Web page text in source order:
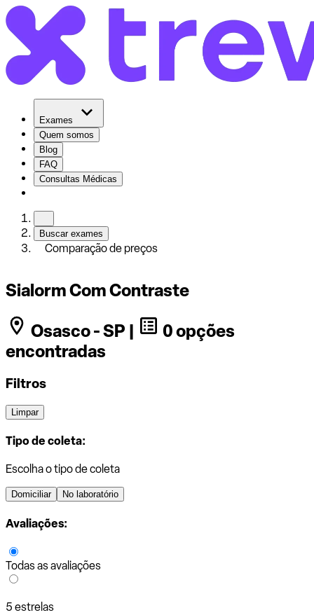
Exames
Quem somos
Blog
FAQ
Consultas Médicas
Buscar exames
Comparação de preços
Sialorm Com Contraste
Osasco - SP |
0 opções
encontradas
Filtros
Limpar
Tipo de coleta:
Escolha o tipo de coleta
Domiciliar No laboratório
Avaliações:
Todas as avaliações
5 estrelas